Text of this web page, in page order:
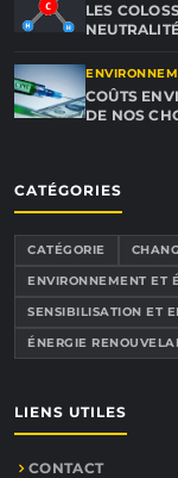
LES
COÛTS
DE NOS
CATÉGORIES
CATÉGORIE
ENVIRONNEMENT ET
SENSIBILISATION ET
ÉNERGIE
LIENS UTILES
CONTACT